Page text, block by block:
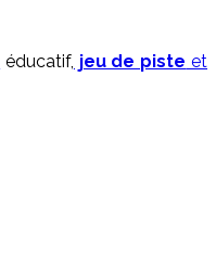
éducatif, jeu de piste et